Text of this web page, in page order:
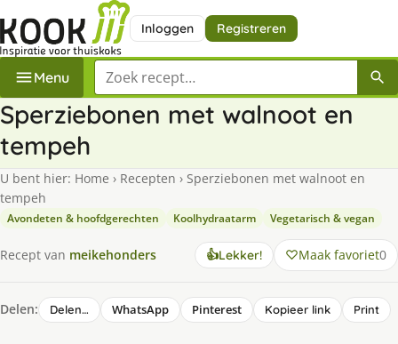
Inloggen Registreren
Menu Zoek een recept
Sperziebonen met walnoot en
tempeh
U bent hier: Home › Recepten › Sperziebonen met walnoot en
tempeh
Avondeten & hoofdgerechten Koolhydraatarm Vegetarisch & vegan
Recept van meikehonders 👍Lekker! Maak favoriet0
Delen: Delen… WhatsApp Pinterest Kopieer link Print